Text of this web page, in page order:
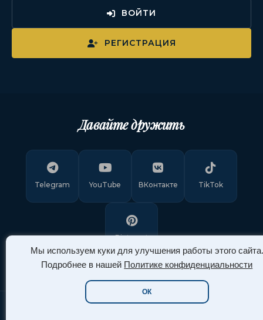
Мы используем куки для улучшения работы этого сайта.
Подробнее в нашей Политике конфиденциальности
ОК
ВОЙТИ
РЕГИСТРАЦИЯ
Давайте дружить
Telegram YouTube ВКонтакте TikTok
Pinterest